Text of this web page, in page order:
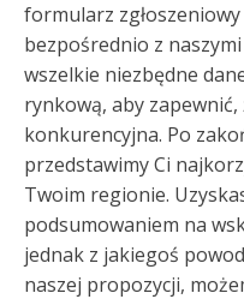
formularz
bezpośrednio z
wszelkie niezbędne
rynkową, aby
konkurencyjna. Po
przedstawimy Ci
Twoim regionie.
podsumowaniem na
jednak z jakiegoś
naszej propozycji,